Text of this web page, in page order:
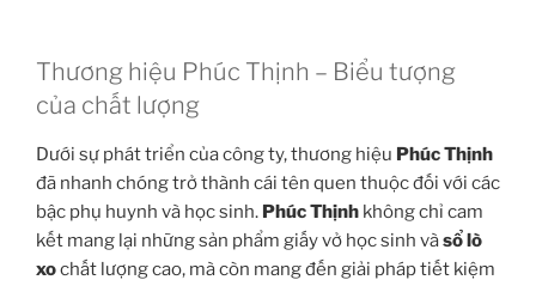
Thương hiệu Phúc Thịnh – Biểu tượng
của chất lượng
Dưới sự phát triển của công ty, thương hiệu Phúc Thịnh
đã nhanh chóng trở thành cái tên quen thuộc đối với các
bậc phụ huynh và học sinh. Phúc Thịnh không chỉ cam
kết mang lại những sản phẩm giấy vở học sinh vàsổ lò
xochất lượng cao, mà còn mang đến giải pháp tiết kiệm